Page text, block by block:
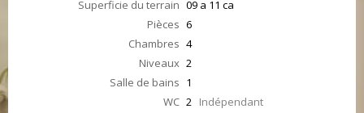
Superficie du terrain 09 a 11 ca
Pièces 6
Chambres 4
Niveaux 2
Salle de bains 1
WC 2 Indépendant